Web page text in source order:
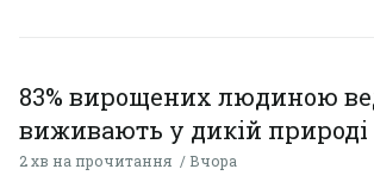
83% вирощених людиною
виживають у дикій природі
2 хв на прочитання Вчора